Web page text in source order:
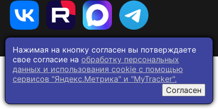
Нажимая на кнопку согласен вы потверждаете
свое согласие на обработку персональных
данных и использования cookie c помощью
сервисов "Яндекс.Метрика" и "MyTracker".
Согласен